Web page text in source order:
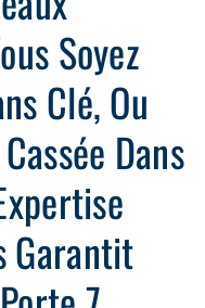
Soyez
Clé, Ou
Dans
Garantit